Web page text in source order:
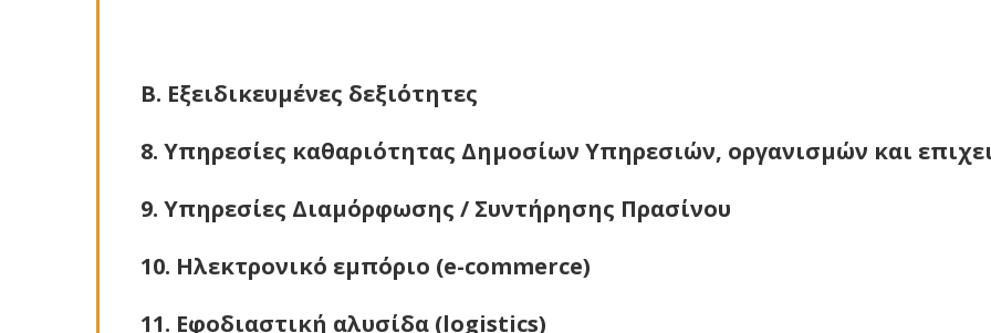
Β. Εξειδικευμένες δεξιότητες
8. Υπηρεσίες καθαριότητας Δημοσίων Υπηρεσιών, οργανισμών και
9. Υπηρεσίες Διαμόρφωσης / Συντήρησης Πρασίνου
10. Ηλεκτρονικό εμπόριο (e-commerce)
11. Εφοδιαστική αλυσίδα (logistics)